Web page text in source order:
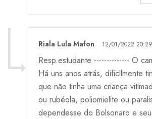
Riala Lula Mafon 12/01/2022 20:29
Resp.estudante -------------- O
Há uns anos atrás, dificilmente
que não tinha uma criança
ou rubéola, poliomielite ou
dependesse do Bolsonaro e